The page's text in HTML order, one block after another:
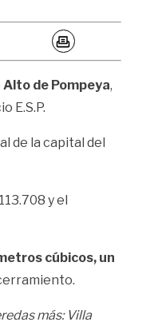
de Pompeya,
E.S.P.
de la capital del
y el
cúbicos, un
más: Villa